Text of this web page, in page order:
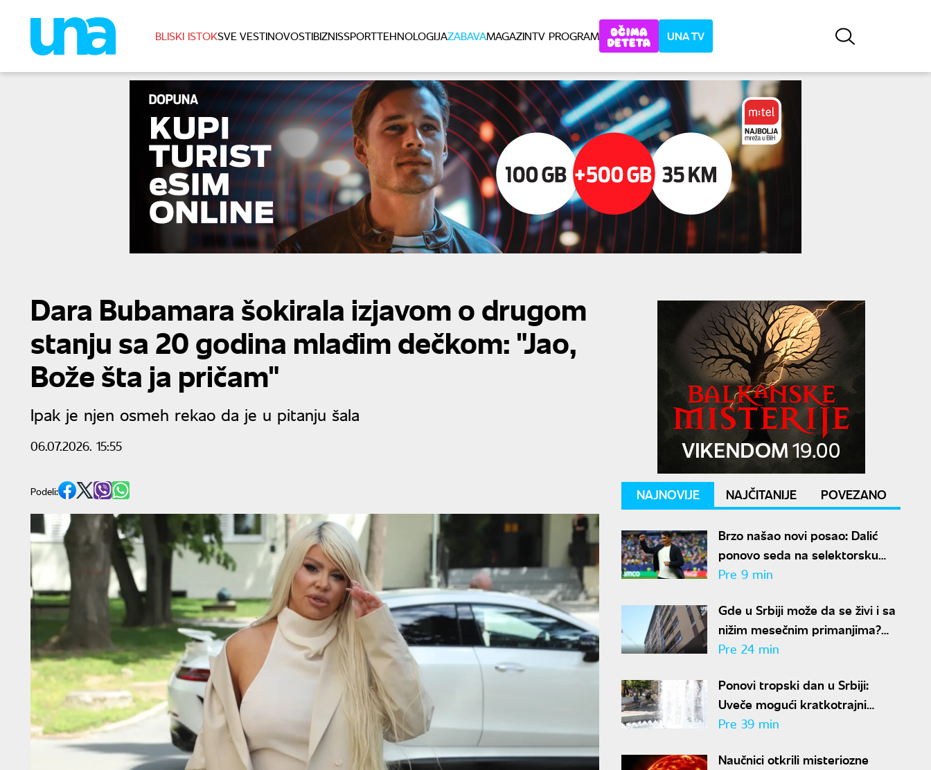
BLISKI ISTOKSVE VESTINOVOSTIBIZNISSPORTTEHNOLOGIJAZABAVAMAGAZINTV PROGRAM UNA TV
Dara Bubamara šokirala izjavom o drugom
stanju sa 20 godina mlađim dečkom: "Jao,
Bože šta ja pričam"
Ipak je njen osmeh rekao da je u pitanju šala
06.07.2026. 15:55
Podeli: NAJNOVIJE NAJČITANIJE POVEZANO
Brzo našao novi posao: Dalić
ponovo seda na selektorsku
klupu za pet miliona evra
Pre 9 min
Gde u Srbiji može da se živi i sa
nižim mesečnim primanjima?
Ovih sedam gradova spada u
Pre 24 min
Ponovi tropski dan u Srbiji:
Uveče mogući kratkotrajni
pljuskovi sa grmljavinom
Pre 39 min
Naučnici otkrili misteriozne